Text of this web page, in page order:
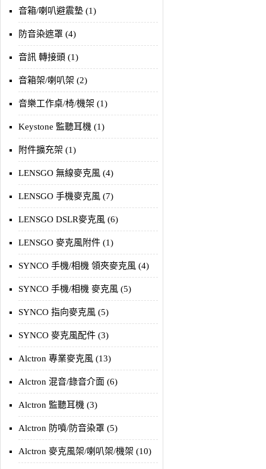
音箱/喇叭避震墊 (1)
防音染遮罩 (4)
音訊 轉接頭 (1)
音箱架/喇叭架 (2)
音樂工作桌/椅/機架 (1)
Keystone 監聽耳機 (1)
附件擴充架 (1)
LENSGO 無線麥克風 (4)
LENSGO 手機麥克風 (7)
LENSGO DSLR麥克風 (6)
LENSGO 麥克風附件 (1)
SYNCO 手機/相機 領夾麥克風 (4)
SYNCO 手機/相機 麥克風 (5)
SYNCO 指向麥克風 (5)
SYNCO 麥克風配件 (3)
Alctron 專業麥克風 (13)
Alctron 混音/錄音介面 (6)
Alctron 監聽耳機 (3)
Alctron 防噴/防音染罩 (5)
Alctron 麥克風架/喇叭架/機架 (10)